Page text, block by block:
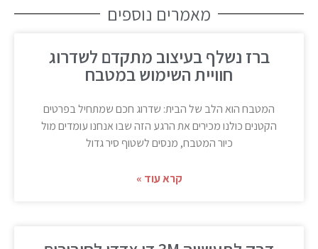
מאמרים נוספים
ברז נשלף בעיצוב מתקדם לשדרוג
חוויית השימוש במטבח
המטבח הוא הלב של הבית: שדרוג חכם שמתחיל בפרטים
הקטנים כולנו מכירים את הרגע הזה שבו אנחנו עומדים מול
כיור המטבח, מנסים לשטוף סיר גדול
קרא עוד »